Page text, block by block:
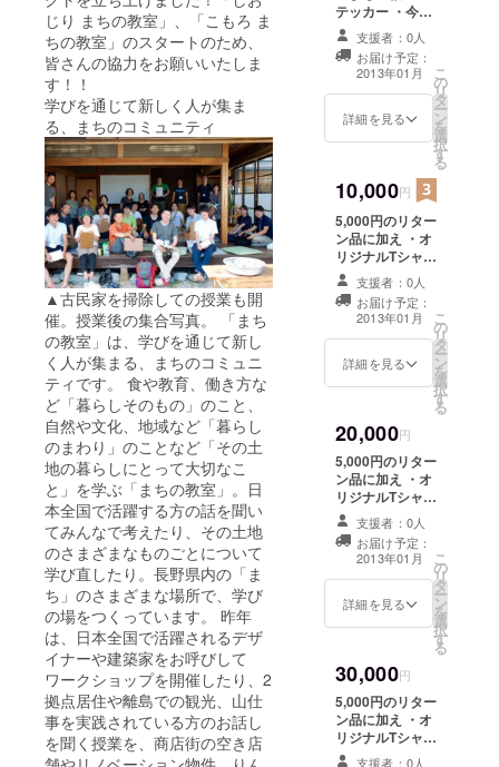
じり まちの教室」、「こもろ ま
ちの教室」のスタートのため、
皆さんの協力をお願いいたしま
す！！
学びを通じて新しく人が集ま
る、まちのコミュニティ
▲古民家を掃除しての授業も開
催。授業後の集合写真。 「まち
の教室」は、学びを通じて新し
く人が集まる、まちのコミュニ
ティです。 食や教育、働き方な
ど「暮らしそのもの」のこと、
自然や文化、地域など「暮らし
のまわり」のことなど「その土
地の暮らしにとって大切なこ
と」を学ぶ「まちの教室」。日
本全国で活躍する方の話を聞い
てみんなで考えたり、その土地
のさまざまなものごとについて
学び直したり。長野県内の「ま
ち」のさまざまな場所で、学び
の場をつくっています。 昨年
は、日本全国で活躍されるデザ
イナーや建築家をお呼びして
ワークショップを開催したり、2
拠点居住や離島での観光、山仕
事を実践されている方のお話し
を聞く授業を、商店街の空き店
テッカー ・今回
作成するタブロ
イド紙送付 ・開
催レポート送付
※今後検討してい
る書籍の一部に
あたるものを、
支援者：0人
お届け予定：
2013年01月
詳細を見る
こ
の
リ
タ
ー
ン
を
選
択
す
る
10,000円
5,000円のリター
ン品に加え ・オ
リジナルTシャツ
・「まちの教
室」授業優先参
加チケット ※定
員のある授業
を、優先して無
料で参加頂けま
負担いただきま
す。
支援者：0人
お届け予定：
2013年01月
詳細を見る
こ
の
リ
タ
ー
ン
を
選
択
す
る
20,000円
5,000円のリター
ン品に加え ・オ
リジナルTシャツ
・「まちの教
室」授業優先参
加チケット×3枚
支援者：0人
お届け予定：
2013年01月
詳細を見る
こ
の
リ
タ
ー
ン
を
選
択
す
る
30,000円
5,000円のリター
ン品に加え ・オ
リジナルTシャツ
・「まちの教
支援者：0人